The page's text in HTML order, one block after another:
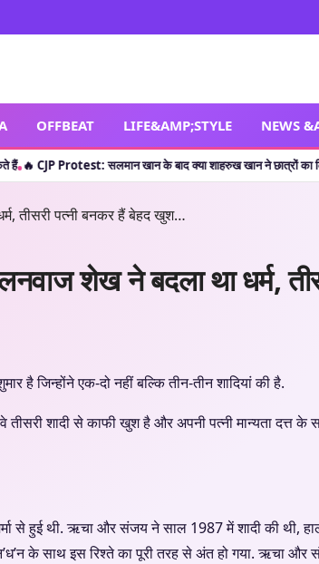
OFFBEAT LIFE&AMP;STYLE NEWS
सलमान खान के बाद क्या शाहरुख खान ने छात्रों का किया सपोर्ट?
शेख ने बदला था धर्म,
है जिन्होंने एक-दो नहीं बल्कि तीन-तीन शादियां की है.
तीसरी शादी से काफी खुश है और अपनी पत्नी मान्यता दत्त
से हुई थी. ऋचा और संजय ने साल 1987 में शादी की थी,
के साथ इस रिश्ते का पूरी तरह से अंत हो गया. ऋचा और